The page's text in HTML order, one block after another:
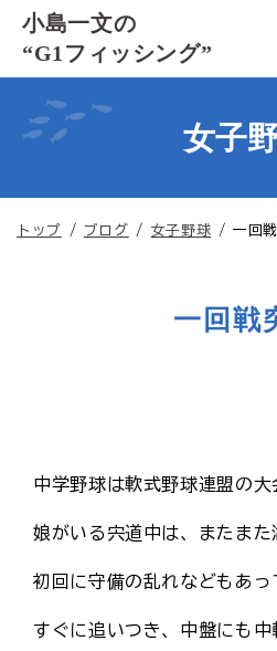
このページの本文へ
小島一文の
“G1フィッシング”
女子
現
トップ / ブログ / 女子野球 /一回
一回戦
中学野球は軟式野球連盟の大
娘がいる宍道中は、またまた
初回に守備の乱れなどもあっ
すぐに追いつき、中盤にも